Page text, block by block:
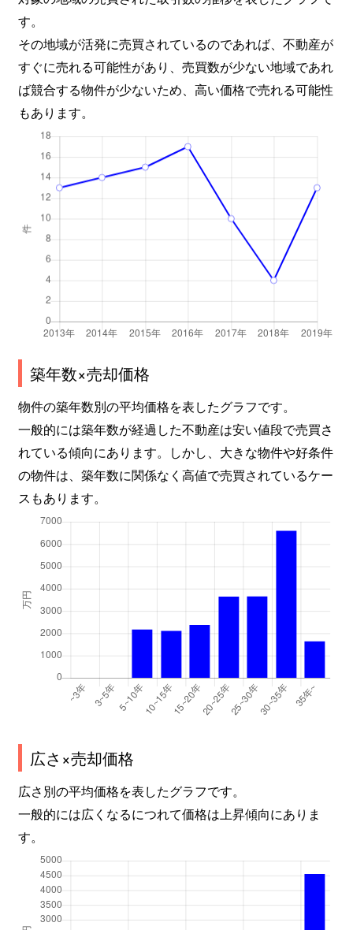
す。
その地域が活発に売買されているのであれば、不動産が
すぐに売れる可能性があり、売買数が少ない地域であれ
ば競合する物件が少ないため、高い価格で売れる可能性
もあります。
築年数×売却価格
物件の築年数別の平均価格を表したグラフです。
一般的には築年数が経過した不動産は安い値段で売買さ
れている傾向にあります。しかし、大きな物件や好条件
の物件は、築年数に関係なく高値で売買されているケー
スもあります。
広さ×売却価格
広さ別の平均価格を表したグラフです。
一般的には広くなるにつれて価格は上昇傾向にありま
す。